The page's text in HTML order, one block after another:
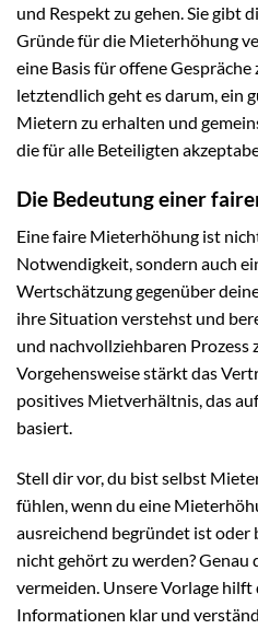
und Respekt zu gehen. Sie gibt
Gründe für die Mieterhöhung
eine Basis für offene Gespräche
letztendlich geht es darum, ein
Mietern zu erhalten und
die für alle Beteiligten
Die Bedeutung einer
Eine faire Mieterhöhung ist
Notwendigkeit, sondern auch
Wertschätzung gegenüber
ihre Situation verstehst und
und nachvollziehbaren Prozess
Vorgehensweise stärkt das
positives Mietverhältnis, das
basiert.
Stell dir vor, du bist selbst
fühlen, wenn du eine
ausreichend begründet ist oder
nicht gehört zu werden?
vermeiden. Unsere Vorlage
Informationen klar und